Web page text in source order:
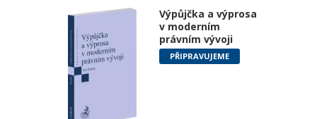
Výpůjčka a výprosa
v moderním
právním vývoji
PŘIPRAVUJEME